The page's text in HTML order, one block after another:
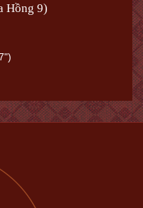
Hồng 9)